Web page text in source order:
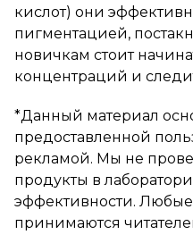
кислот) они
пигментацией,
новичкам стоит
концентраций и
*Данный материал
предоставленной
рекламой. Мы не
продукты в
эффективности.
принимаются